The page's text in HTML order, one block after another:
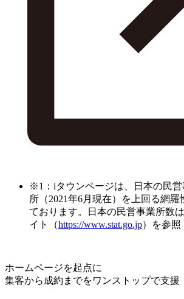
※1：iタウンページは、日本の民営
所（2021年6月現在）を上回る網
ております。日本の民営事業所数
イト（https://www.stat.go.jp）を参照
ホームページを起点に
集客から成約までをワンストップで支援